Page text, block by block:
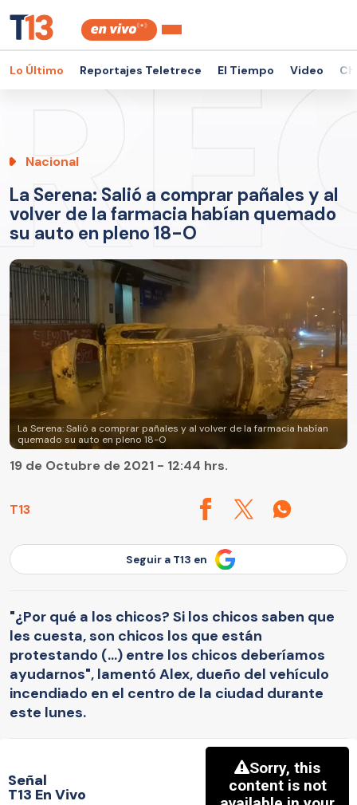
Lo Último Reportajes Teletrece El Tiempo Video
Nacional
La Serena: Salió a comprar pañales y al
volver de la farmacia habían quemado
su auto en pleno 18-O
La Serena: Salió a comprar pañales y al volver de la farmacia habían
quemado su auto en pleno 18-O
T13
19 de Octubre de 2021 - 12:44 hrs.
Seguir a T13 en
"¿Por qué a los chicos? Si los chicos saben que
les cuesta, son chicos los que están
protestando (...) entre los chicos deberíamos
ayudarnos", lamentó Alex, dueño del vehículo
incendiado en el centro de la ciudad durante
este lunes.
Señal
T13 En Vivo